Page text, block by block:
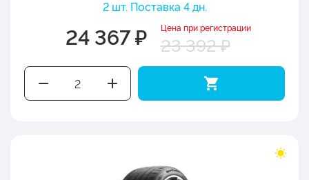
2 шт. Поставка 4 дн.
24 367 ₽ Цена при регистрации
23 392 ₽